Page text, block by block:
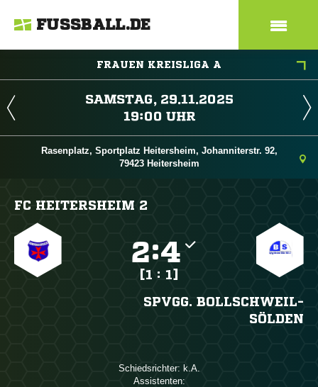
FUSSBALL.DE
FRAUEN KREISLIGA A
 
 
Rasenplatz, Sportplatz Heitersheim, Johanniterstr. 92,
79423 Heitersheim
FC HEITERSHEIM 2
:
[1 : 1]
SPVGG. BOLLSCHWEIL-
SÖLDEN
Schiedsrichter: 
Assistenten: